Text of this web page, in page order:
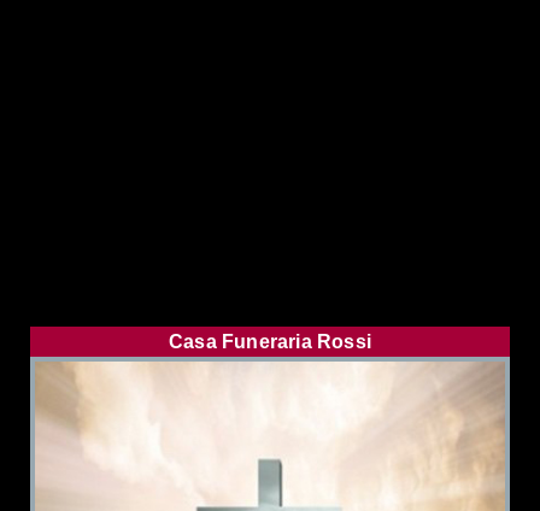
Casa Funeraria Rossi